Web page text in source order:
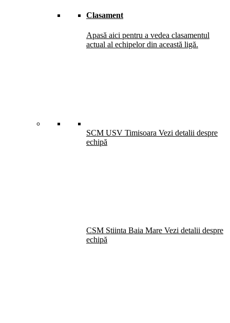
Clasament
Apasă aici pentru a vedea clasamentul
actual al echipelor din această ligă.
SCM USV Timisoara Vezi detalii despre
echipă
CSM Stiinta Baia Mare Vezi detalii despre
echipă